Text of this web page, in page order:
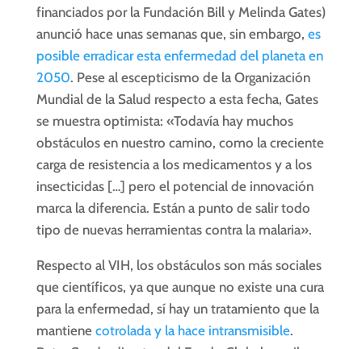
financiados por la Fundación Bill y Melinda Gates)
anunció hace unas semanas que, sin embargo, es
posible erradicar esta enfermedad del planeta en
2050. Pese al escepticismo de la Organización
Mundial de la Salud respecto a esta fecha, Gates
se muestra optimista: «Todavía hay muchos
obstáculos en nuestro camino, como la creciente
carga de resistencia a los medicamentos y a los
insecticidas […] pero el potencial de innovación
marca la diferencia. Están a punto de salir todo
tipo de nuevas herramientas contra la malaria».
Respecto al VIH, los obstáculos son más sociales
que científicos, ya que aunque no existe una cura
para la enfermedad, sí hay un tratamiento que la
mantiene cotrolada y la hace intransmisible.